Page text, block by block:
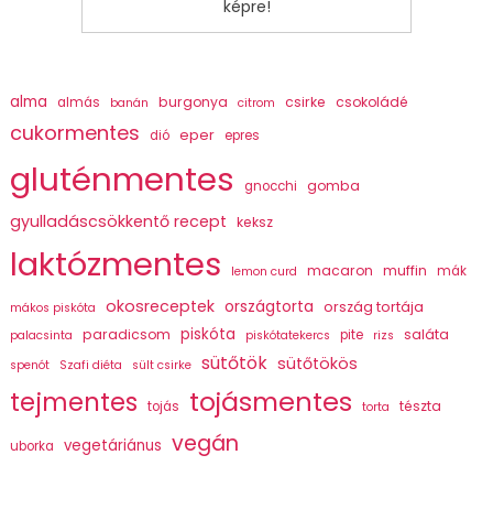
képre!
alma almás banán burgonya citrom csirke csokoládé
cukormentes dió eper epres
gluténmentes gnocchi gomba
gyulladáscsökkentő recept keksz
laktózmentes lemon curd macaron muffin mák
mákos piskóta okosreceptek országtorta ország tortája
palacsinta paradicsom piskóta piskótatekercs pite rizs saláta
spenót Szafi diéta sült csirke sütőtök sütőtökös
tejmentes tojás tojásmentes torta tészta
uborka vegetáriánus vegán